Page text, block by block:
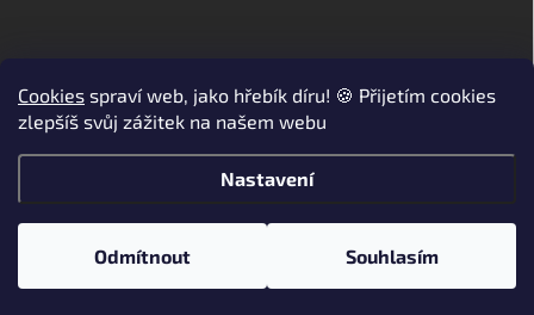
Cookies spraví web, jako hřebík díru! 🍪 Přijetím cookies
zlepšíš svůj zážitek na našem webu
Nastavení
Odmítnout Souhlasím
Copyright 2026WORKNOW. Všechna práva vyhrazena.Upravit nastavení